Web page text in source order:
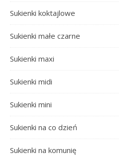
Sukienki koktajlowe
Sukienki małe czarne
Sukienki maxi
Sukienki midi
Sukienki mini
Sukienki na co dzień
Sukienki na komunię